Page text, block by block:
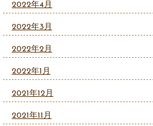
2022年4月
2022年3月
2022年2月
2022年1月
2021年12月
2021年11月